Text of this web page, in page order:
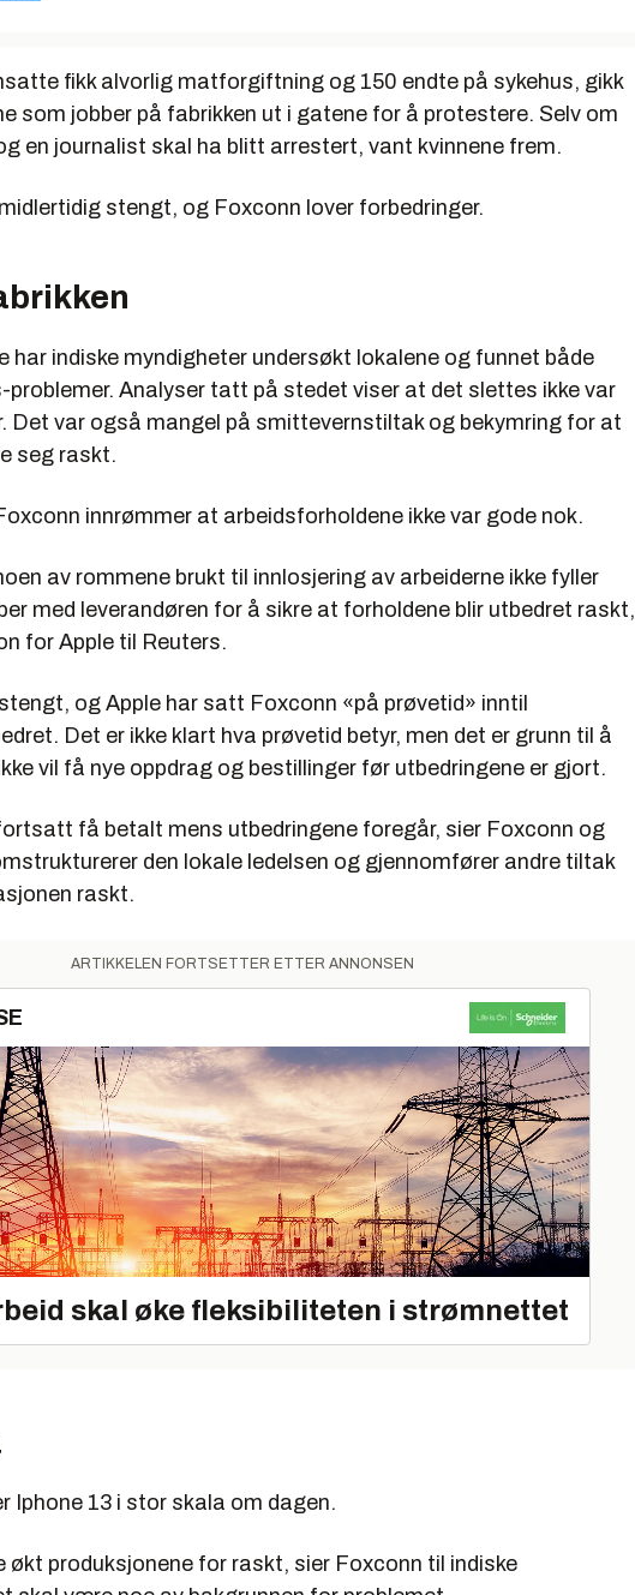
fikk alvorlig matforgiftning og 150 endte på sykehus, gikk
som jobber på fabrikken ut i gatene for å protestere. Selv om
en journalist skal ha blitt arrestert, vant kvinnene frem.
stengt, og Foxconn lover forbedringer.
har indiske myndigheter undersøkt lokalene og funnet både
Analyser tatt på stedet viser at det slettes ikke var
Det var også mangel på smittevernstiltak og bekymring for at
seg raskt.
innrømmer at arbeidsforholdene ikke var gode nok.
av rommene brukt til innlosjering av arbeiderne ikke fyller
med leverandøren for å sikre at forholdene blir utbedret raskt,
for Apple til Reuters.
og Apple har satt Foxconn «på prøvetid» inntil
Det er ikke klart hva prøvetid betyr, men det er grunn til å
vil få nye oppdrag og bestillinger før utbedringene er gjort.
få betalt mens utbedringene foregår, sier Foxconn og
den lokale ledelsen og gjennomfører andre tiltak
raskt.
ARTIKKELEN FORTSETTER ETTER ANNONSEN
skal øke fleksibiliteten i strømnettet
Iphone 13 i stor skala om dagen.
økt produksjonene for raskt, sier Foxconn til indiske